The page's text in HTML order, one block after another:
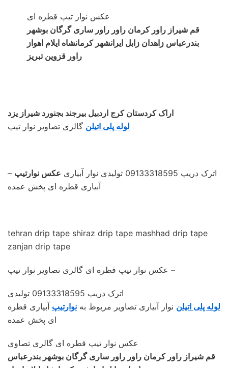
عکس نوار تیپ قطره ای
قم شیراز راور کرمان راور راور ساری گرگان بوشهر
بندرعباس زاهدان زابل ایرانشهر کرمانشاه ایلام اهواز
راور قزوین تبریز
اراک کردستان کرج اردبیل بیرجند بجنورد شیراز یزد
لوله پلی اتیلن گالری تصاویر نوار تیپ
– اترک دریپ 09133318595 تولیدی نوار آبیاری
عکس نوارتیپ
آبیاری قطره ای پخش عمده
tehran drip tape shiraz drip tape mashhad drip tape
zanjan drip tape
عکس نوار تیپ قطره ای گالری تصاویر نوار تیپ –
اترک دریپ 09133318595 تولیدی
لوله پلی اتیلن نوار آبیاری تصاویر مربوط به نوارتیپ آبیاری قطره
ای پخش عمده
عکس نوار تیپ قطره ای گالری تصاوی
قم شیراز راور کرمان راور راور ساری گرگان بوشهر بندرعباس